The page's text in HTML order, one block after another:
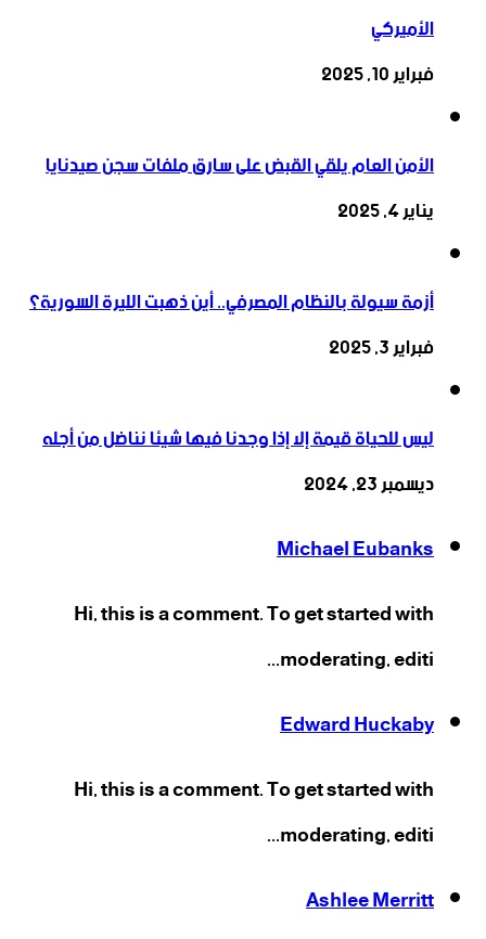
الأميركي
فبراير 10, 2025
الأمن العام يلقي القبض على سارق ملفات سجن صيدنايا
يناير 4, 2025
أزمة سيولة بالنظام المصرفي.. أين ذهبت الليرة السورية؟
فبراير 3, 2025
ليس للحياة قيمة إلا إذا وجدنا فيها شيئا نناضل من أجله
ديسمبر 23, 2024
Michael Eubanks
Hi, this is a comment. To get started with
moderating, editi...
Edward Huckaby
Hi, this is a comment. To get started with
moderating, editi...
Ashlee Merritt